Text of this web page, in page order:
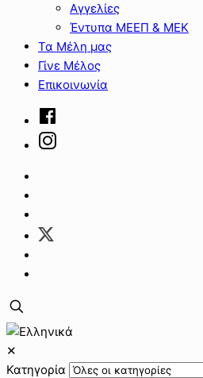
Αγγελίες
Έντυπα ΜΕΕΠ & ΜΕΚ
Τα Μέλη μας
Γίνε Μέλος
Επικοινωνία
✕
Κατηγορία